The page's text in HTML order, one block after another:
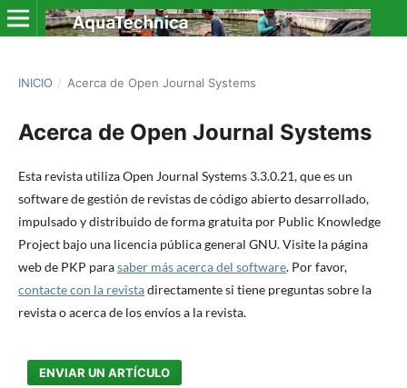
INICIO / Acerca de Open Journal Systems
Acerca de Open Journal Systems
Esta revista utiliza Open Journal Systems 3.3.0.21, que es un
software de gestión de revistas de código abierto desarrollado,
impulsado y distribuido de forma gratuita por Public Knowledge
Project bajo una licencia pública general GNU. Visite la página
web de PKP parasaber más acerca del software. Por favor,
contacte con la revistadirectamente si tiene preguntas sobre la
revista o acerca de los envíos a la revista.
ENVIAR UN ARTÍCULO